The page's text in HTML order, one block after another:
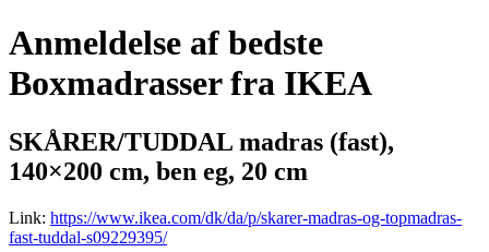
Anmeldelse af bedste
Boxmadrasser fra IKEA
SKÅRER/TUDDAL madras (fast),
140×200 cm, ben eg, 20 cm
Link: https://www.ikea.com/dk/da/p/skarer-madras-og-topmadras-
fast-tuddal-s09229395/